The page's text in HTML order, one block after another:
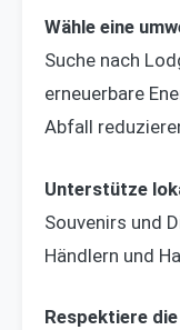
Wähle eine
Suche nach
erneuerbare
Abfall
Unterstütze
Souvenirs und
Händlern und
Respektiere